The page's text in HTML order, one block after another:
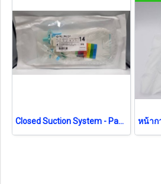
Closed Suction System - Pacific Health No.14 สายดูดเสมหะระบบปิด (exp 12-2026)